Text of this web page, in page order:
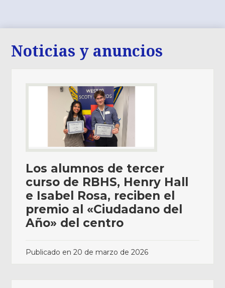
Noticias y anuncios
Los alumnos de tercer
curso de RBHS, Henry Hall
e Isabel Rosa, reciben el
premio al «Ciudadano del
Año» del centro
Publicado en20 de marzo de 2026